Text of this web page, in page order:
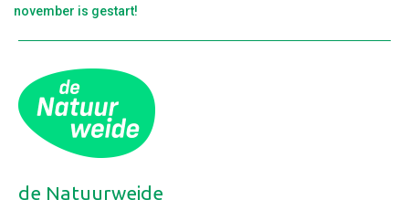
november is gestart!
de Natuurweide